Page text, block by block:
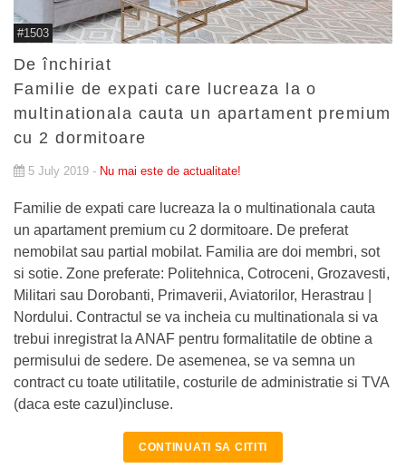
#1503
De închiriat
Familie de expati care lucreaza la o
multinationala cauta un apartament premium
cu 2 dormitoare
5 July 2019 - Nu mai este de actualitate!
Familie de expati care lucreaza la o multinationala cauta
un apartament premium cu 2 dormitoare. De preferat
nemobilat sau partial mobilat. Familia are doi membri, sot
si sotie. Zone preferate: Politehnica, Cotroceni, Grozavesti,
Militari sau Dorobanti, Primaverii, Aviatorilor, Herastrau |
Nordului. Contractul se va incheia cu multinationala si va
trebui inregistrat la ANAF pentru formalitatile de obtine a
permisului de sedere. De asemenea, se va semna un
contract cu toate utilitatile, costurile de administratie si TVA
(daca este cazul)incluse.
CONTINUATI SA CITITI